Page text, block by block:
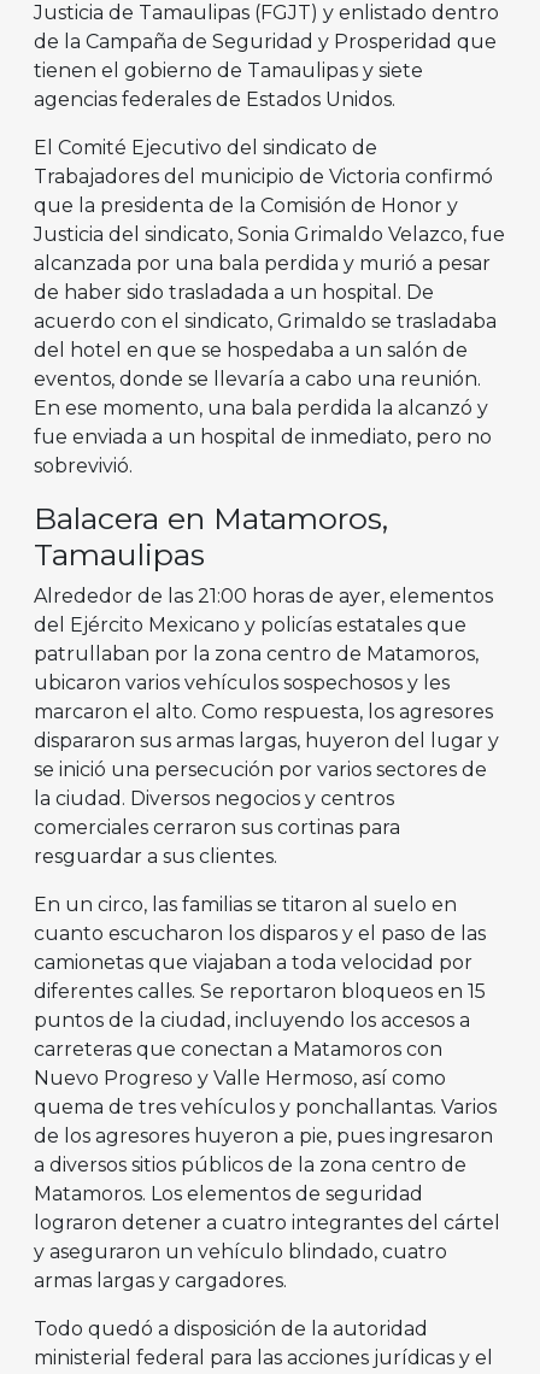
Justicia de Tamaulipas (FGJT) y enlistado dentro
de la Campaña de Seguridad y Prosperidad que
tienen el gobierno de Tamaulipas y siete
agencias federales de Estados Unidos.
El Comité Ejecutivo del sindicato de
Trabajadores del municipio de Victoria confirmó
que la presidenta de la Comisión de Honor y
Justicia del sindicato, Sonia Grimaldo Velazco, fue
alcanzada por una bala perdida y murió a pesar
de haber sido trasladada a un hospital. De
acuerdo con el sindicato, Grimaldo se trasladaba
del hotel en que se hospedaba a un salón de
eventos, donde se llevaría a cabo una reunión.
En ese momento, una bala perdida la alcanzó y
fue enviada a un hospital de inmediato, pero no
sobrevivió.
Balacera en Matamoros,
Tamaulipas
Alrededor de las 21:00 horas de ayer, elementos
del Ejército Mexicano y policías estatales que
patrullaban por la zona centro de Matamoros,
ubicaron varios vehículos sospechosos y les
marcaron el alto. Como respuesta, los agresores
dispararon sus armas largas, huyeron del lugar y
se inició una persecución por varios sectores de
la ciudad. Diversos negocios y centros
comerciales cerraron sus cortinas para
resguardar a sus clientes.
En un circo, las familias se titaron al suelo en
cuanto escucharon los disparos y el paso de las
camionetas que viajaban a toda velocidad por
diferentes calles. Se reportaron bloqueos en 15
puntos de la ciudad, incluyendo los accesos a
carreteras que conectan a Matamoros con
Nuevo Progreso y Valle Hermoso, así como
quema de tres vehículos y ponchallantas. Varios
de los agresores huyeron a pie, pues ingresaron
a diversos sitios públicos de la zona centro de
Matamoros. Los elementos de seguridad
lograron detener a cuatro integrantes del cártel
y aseguraron un vehículo blindado, cuatro
armas largas y cargadores.
Todo quedó a disposición de la autoridad
ministerial federal para las acciones jurídicas y el